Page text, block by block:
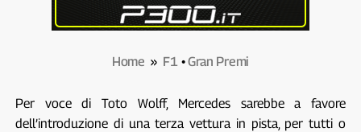
Home » F1•Gran Premi
Per voce di Toto Wolff, Mercedes sarebbe a favore
dell’introduzione di una terza vettura in pista, per tutti o